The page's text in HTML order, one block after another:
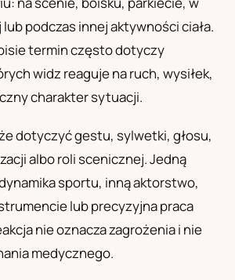
RU
Русский
podczas innej aktywności ciała.
termin często dotyczy
widz reaguje na ruch, wysiłek,
charakter sytuacji.
dotyczyć gestu, sylwetki, głosu,
albo roli scenicznej. Jedną
sportu, inną aktorstwo,
lub precyzyjna praca
nie oznacza zagrożenia i nie
medycznego.